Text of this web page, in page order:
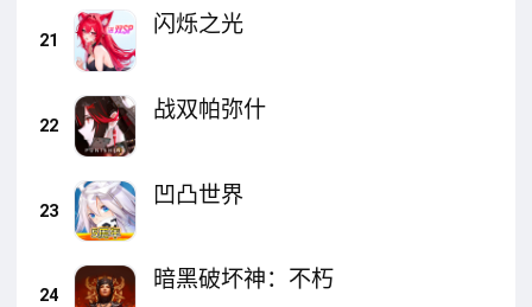
21
闪烁之光
22
战双帕弥什
23
凹凸世界
24
暗黑破坏神：不朽